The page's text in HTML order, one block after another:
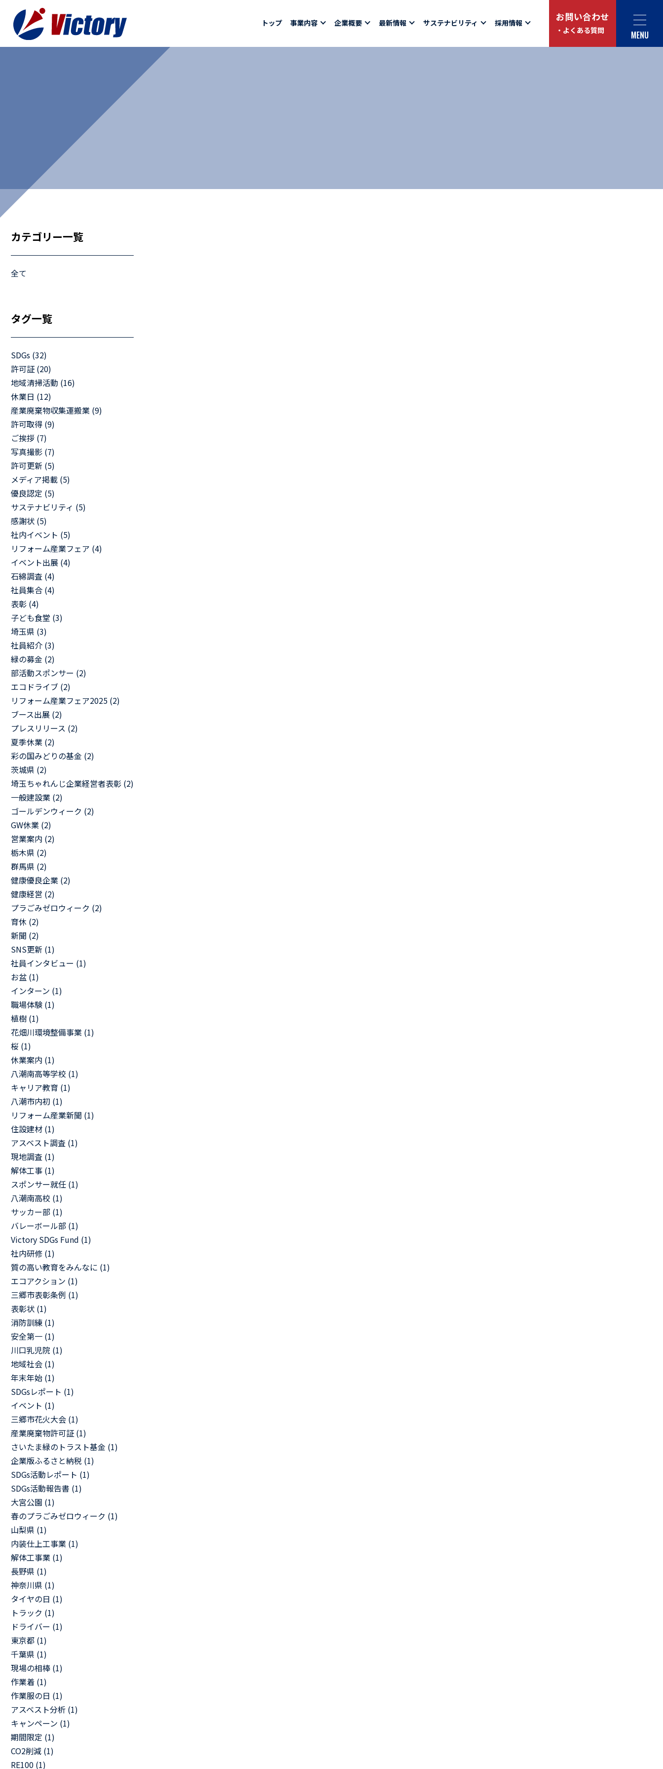
MENU
トップ 事業内容 企業概要 最新情報 サステナビリティ 採用情報
お問い合わせ
・よくある質問
総合解体 / 解体事業
産業廃棄物収集/ 運搬
事業拠点・工場紹介
カテゴリー一覧
全て
タグ一覧
SDGs (32)
許可証 (20)
地域清掃活動 (16)
休業日 (12)
産業廃棄物収集運搬業 (9)
許可取得 (9)
ご挨拶 (7)
写真撮影 (7)
許可更新 (5)
メディア掲載 (5)
優良認定 (5)
サステナビリティ (5)
感謝状 (5)
社内イベント (5)
リフォーム産業フェア (4)
イベント出展 (4)
石綿調査 (4)
社員集合 (4)
表彰 (4)
子ども食堂 (3)
埼玉県 (3)
社員紹介 (3)
緑の募金 (2)
部活動スポンサー (2)
エコドライブ (2)
リフォーム産業フェア2025 (2)
ブース出展 (2)
プレスリリース (2)
夏季休業 (2)
彩の国みどりの基金 (2)
茨城県 (2)
埼玉ちゃれんじ企業経営者表彰 (2)
一般建設業 (2)
ゴールデンウィーク (2)
GW休業 (2)
営業案内 (2)
栃木県 (2)
群馬県 (2)
健康優良企業 (2)
健康経営 (2)
プラごみゼロウィーク (2)
育休 (2)
新聞 (2)
SNS更新 (1)
社員インタビュー (1)
お盆 (1)
インターン (1)
職場体験 (1)
植樹 (1)
花畑川環境整備事業 (1)
桜 (1)
休業案内 (1)
八潮南高等学校 (1)
キャリア教育 (1)
八潮市内初 (1)
リフォーム産業新聞 (1)
住設建材 (1)
アスベスト調査 (1)
現地調査 (1)
解体工事 (1)
スポンサー就任 (1)
八潮南高校 (1)
サッカー部 (1)
バレーボール部 (1)
Victory SDGs Fund (1)
社内研修 (1)
質の高い教育をみんなに (1)
エコアクション (1)
三郷市表彰条例 (1)
表彰状 (1)
消防訓練 (1)
安全第一 (1)
川口乳児院 (1)
地域社会 (1)
年末年始 (1)
SDGsレポート (1)
イベント (1)
三郷市花火大会 (1)
産業廃棄物許可証 (1)
さいたま緑のトラスト基金 (1)
企業版ふるさと納税 (1)
SDGs活動レポート (1)
SDGs活動報告書 (1)
大宮公園 (1)
春のプラごみゼロウィーク (1)
山梨県 (1)
内装仕上工事業 (1)
解体工事業 (1)
長野県 (1)
神奈川県 (1)
タイヤの日 (1)
トラック (1)
ドライバー (1)
東京都 (1)
千葉県 (1)
現場の相棒 (1)
作業着 (1)
作業服の日 (1)
アスベスト分析 (1)
キャンペーン (1)
期間限定 (1)
CO2削減 (1)
RE100 (1)